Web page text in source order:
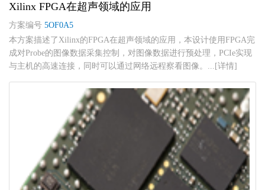
Xilinx FPGA在超声领域的应用
方案编号 5OF0A5
本方案描述了Xilinx的FPGA在超声领域的应用，本设计使用FPGA完
成对Probe的图像数据采集控制，对图像数据进行预处理，PCIe实现
与主机的高速连接，同时可以通过网络远程察看图像。...[详情]